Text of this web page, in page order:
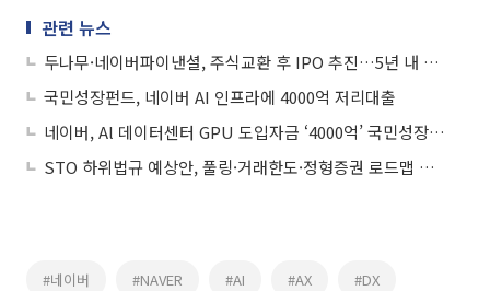
관련 뉴스
두나무·네이버파이낸셜, 주식교환 후 IPO 추진…5년 내 상장 목표
국민성장펀드, 네이버 AI 인프라에 4000억 저리대출
네이버, Al 데이터센터 GPU 도입자금 ‘4000억’ 국민성장펀드로 저리대출 받는다
STO 하위법규 예상안, 풀링·거래한도·정형증권 로드맵 제시
#네이버 #NAVER #AI #AX #DX